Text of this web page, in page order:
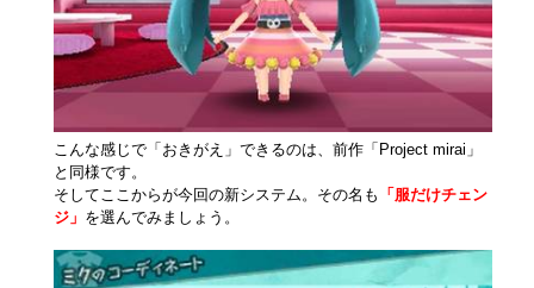
こんな感じで「おきがえ」できるのは、前作「Project mirai」
と同様です。
そしてここからが今回の新システム。その名も 「服だけチェン
ジ」 を選んでみましょう。